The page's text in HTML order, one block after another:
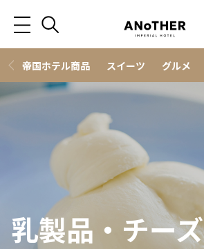
帝国ホテル商品 スイーツ グルメ
乳製品・チーズ